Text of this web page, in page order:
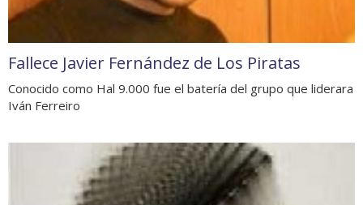
Fallece Javier Fernández de Los Piratas
Conocido como Hal 9.000 fue el batería del grupo que liderara
Iván Ferreiro